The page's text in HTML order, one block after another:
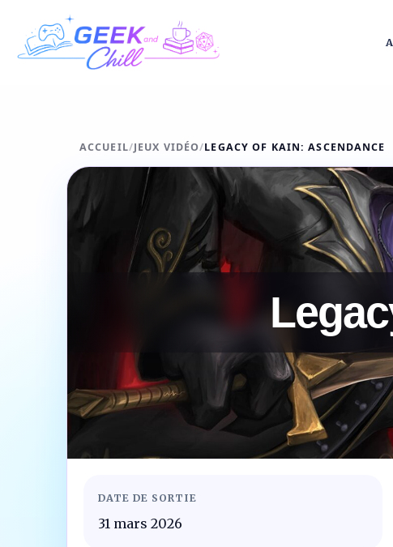
Aller au contenu
ACCUEIL/JEUX VIDÉO/LEGACY OF KAIN: ASCENDANCE
DATE DE SORTIE
31 mars 2026